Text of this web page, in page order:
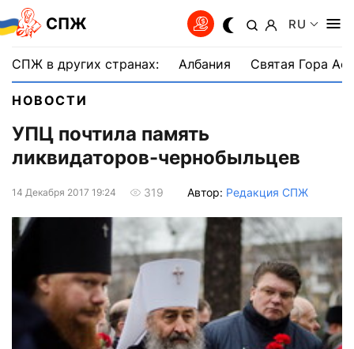
СПЖ RU
СПЖ в других странах: Албания Святая Гора
НОВОСТИ
УПЦ почтила память
ликвидаторов-чернобыльцев
14 Декабря 2017 19:24 319 Автор: Редакция СПЖ